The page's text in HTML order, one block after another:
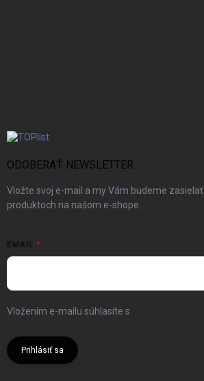
ODOBERAŤ NEWSLETTER
Vložte svoj e-mail a my Vám budeme
produktoch na našom e-shope.
EMAIL
Vložením e-mailu súhlasíte s
Prihlásiť sa